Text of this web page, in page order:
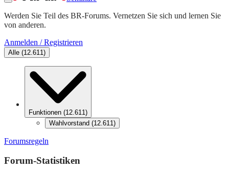
Werden Sie Teil des BR-Forums. Vernetzen Sie sich und lernen Sie
von anderen.
Anmelden / Registrieren
Alle (12.611)
Funktionen (12.611)
Wahlvorstand (12.611)
Forumsregeln
Forum-Statistiken